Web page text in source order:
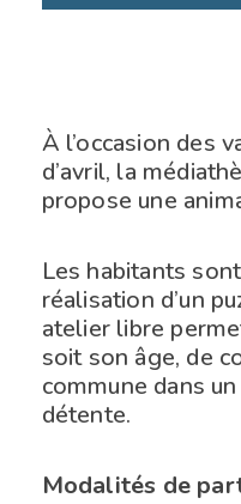
À l’occasion des
d’avril, la
propose une
Les habitants
réalisation d’un
atelier libre
soit son âge, de
commune dans
détente.
Modalités de